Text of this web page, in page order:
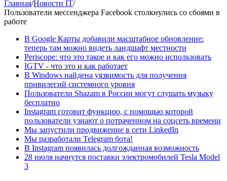
Главная/Новости IT/
Пользователи мессенджера Facebook столкнулись со сбоями в
работе
В Google Карты добавили масштабное обновление:
теперь там можно видеть ландшафт местности
Periscope: что это такое и как его можно использовать
IGTV - что это и как работает
В Windows найдена уязвимость для получения
привилегий системного уровня
Пользователи Shazam в России могут слушать музыку
бесплатно
Instagram готовит функцию, с помощью которой
пользователи узнают о потраченном на соцсеть времени
Мы запустили продвижение в сети LinkedIn
Мы разработали Telegram бота!
В Instagram появилась долгожданная возможность
28 июля начнутся поставки электромобилей Tesla Model
3